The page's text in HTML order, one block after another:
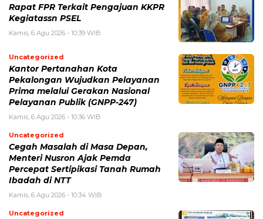
Rapat FPR Terkait Pengajuan KKPR
Kegiatassn PSEL
Kamis, 6 Agu 2026 - 10:39 WIB
Uncategorized
Kantor Pertanahan Kota
Pekalongan Wujudkan Pelayanan
Prima melalui Gerakan Nasional
Pelayanan Publik (GNPP-247)
Kamis, 6 Agu 2026 - 10:36 WIB
Uncategorized
Cegah Masalah di Masa Depan,
Menteri Nusron Ajak Pemda
Percepat Sertipikasi Tanah Rumah
Ibadah di NTT
Kamis, 6 Agu 2026 - 10:34 WIB
Uncategorized